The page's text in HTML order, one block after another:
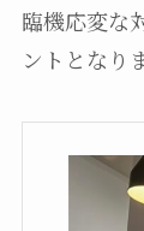
臨機応変な
ントとなり